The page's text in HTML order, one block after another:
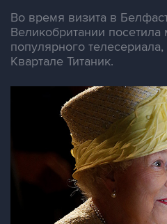
Во время визита в
Великобритании посетила
популярного
Квартале Титаник.